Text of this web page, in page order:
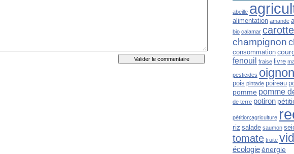
abeille
alimentation amande
bio calamar carotte
champignon
consommation
fenouil fraise livre
pesticides oignon
pois pintade poireau
pomme pomme
de terre potiron
pétition;agriculture
riz salade saumon
tomate truite
écologieénergie